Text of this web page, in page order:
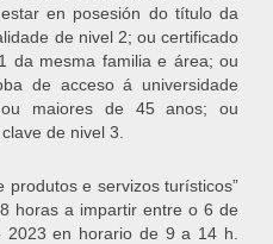
en posesión do título da
de nivel 2; ou certificado
da mesma familia e área; ou
de acceso á universidade
maiores de 45 anos; ou
de nivel 3.
produtos e servizos turísticos”
horas a impartir entre o 6 de
en horario de 9 a 14 h.